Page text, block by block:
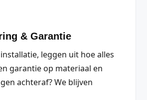
& Garantie
leggen uit hoe alles
garantie op materiaal en
achteraf? We blijven